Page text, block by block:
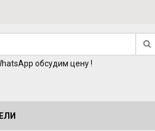
обсудим цену !